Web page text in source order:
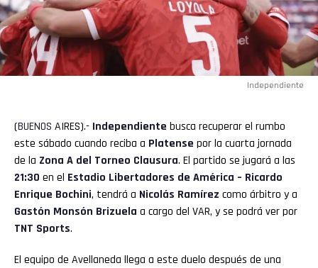
Independiente
(BUENOS AIRES).- Independiente busca recuperar el rumbo
este sábado cuando reciba a Platense por la cuarta jornada
de la Zona A del Torneo Clausura. El partido se jugará a las
21:30 en el Estadio Libertadores de América – Ricardo
Enrique Bochini, tendrá a Nicolás Ramírez como árbitro y a
Gastón Monsón Brizuela a cargo del VAR, y se podrá ver por
TNT Sports.
El equipo de Avellaneda llega a este duelo después de una